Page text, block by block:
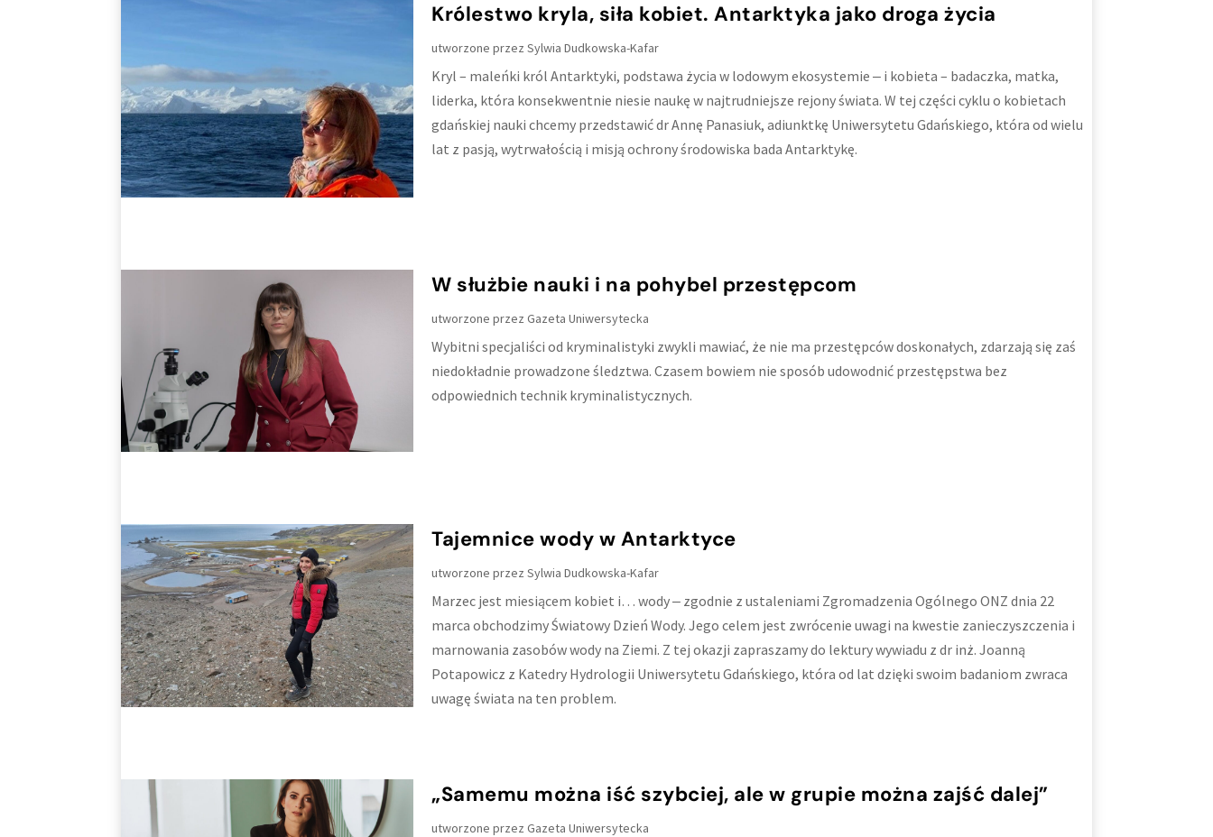
Królestwo kryla, siła kobiet. Antarktyka jako droga życia
utworzone przezSylwia Dudkowska-Kafar
Kryl – maleńki król Antarktyki, podstawa życia w lodowym ekosystemie ‒ i kobieta – badaczka, matka,
liderka, która konsekwentnie niesie naukę w najtrudniejsze rejony świata. W tej części cyklu o kobietach
gdańskiej nauki chcemy przedstawić dr Annę Panasiuk, adiunktkę Uniwersytetu Gdańskiego, która od wielu
lat z pasją, wytrwałością i misją ochrony środowiska bada Antarktykę.
W służbie nauki i na pohybel przestępcom
utworzone przezGazeta Uniwersytecka
Wybitni specjaliści od kryminalistyki zwykli mawiać, że nie ma przestępców doskonałych, zdarzają się zaś
niedokładnie prowadzone śledztwa. Czasem bowiem nie sposób udowodnić przestępstwa bez
odpowiednich technik kryminalistycznych.
Tajemnice wody w Antarktyce
utworzone przezSylwia Dudkowska-Kafar
Marzec jest miesiącem kobiet i… wody ‒ zgodnie z ustaleniami Zgromadzenia Ogólnego ONZ dnia 22
marca obchodzimy Światowy Dzień Wody. Jego celem jest zwrócenie uwagi na kwestie zanieczyszczenia i
marnowania zasobów wody na Ziemi. Z tej okazji zapraszamy do lektury wywiadu z dr inż. Joanną
Potapowicz z Katedry Hydrologii Uniwersytetu Gdańskiego, która od lat dzięki swoim badaniom zwraca
uwagę świata na ten problem.
„Samemu można iść szybciej, ale w grupie można zajść dalej”
utworzone przezGazeta Uniwersytecka